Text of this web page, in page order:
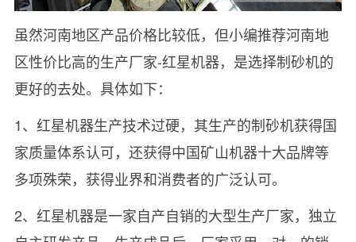
虽然河南地区产品价格比较低，但小编推荐河南地
区性价比高的生产厂家-红星机器，是选择制砂机的
更好的去处。具体如下：
1、红星机器生产技术过硬，其生产的制砂机获得国
家质量体系认可，还获得中国矿山机器十大品牌等
多项殊荣，获得业界和消费者的广泛认可。
2、红星机器是一家自产自销的大型生产厂家，独立